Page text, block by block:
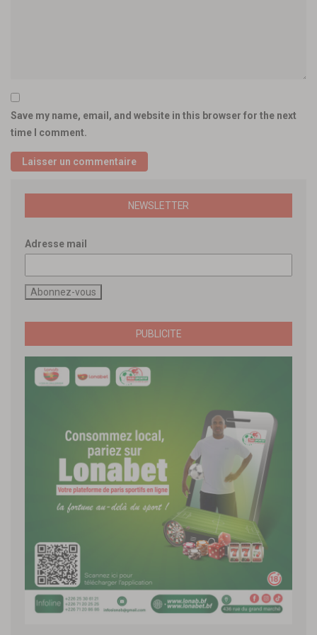
Save my name, email, and website in this browser for the next
time I comment.
NEWSLETTER
Adresse mail
PUBLICITE